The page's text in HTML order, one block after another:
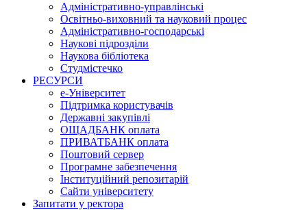
Адміністративно-управлінські
Освітньо-виховний та науковий процес
Адміністративно-господарські
Наукові підрозділи
Наукова бібліотека
Студмістечко
РЕСУРСИ
е-Університет
Підтримка користувачів
Державні закупівлі
ОЩАДБАНК оплата
ПРИВАТБАНК оплата
Поштовий сервер
Програмне забезпечення
Інституційний репозитарій
Сайти університету
Запитати у ректора